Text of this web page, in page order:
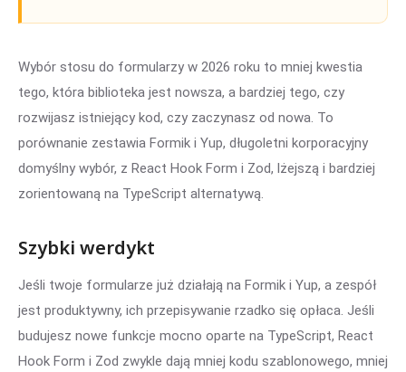
Wybór stosu do formularzy w 2026 roku to mniej kwestia
tego, która biblioteka jest nowsza, a bardziej tego, czy
rozwijasz istniejący kod, czy zaczynasz od nowa. To
porównanie zestawia Formik i Yup, długoletni korporacyjny
domyślny wybór, z React Hook Form i Zod, lżejszą i bardziej
zorientowaną na TypeScript alternatywą.
Szybki werdykt
Jeśli twoje formularze już działają na Formik i Yup, a zespół
jest produktywny, ich przepisywanie rzadko się opłaca. Jeśli
budujesz nowe funkcje mocno oparte na TypeScript, React
Hook Form i Zod zwykle dają mniej kodu szablonowego, mniej